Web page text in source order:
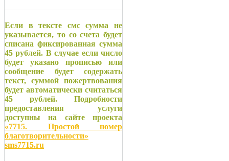
Если в тексте смс сумма не
указывается, то со счета будет
списана фиксированная сумма
45 рублей. В случае если число
будет указано прописью или
сообщение будет содержать
текст, суммой пожертвования
будет автоматически считаться
45 рублей. Подробности
предоставления услуги
доступны на сайте проекта
«7715. Простой номер
благотворительности»
sms7715.ru